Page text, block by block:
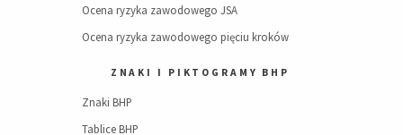
Ocena ryzyka zawodowego JSA
Ocena ryzyka zawodowego pięciu kroków
ZNAKI I PIKTOGRAMY BHP
Znaki BHP
Tablice BHP